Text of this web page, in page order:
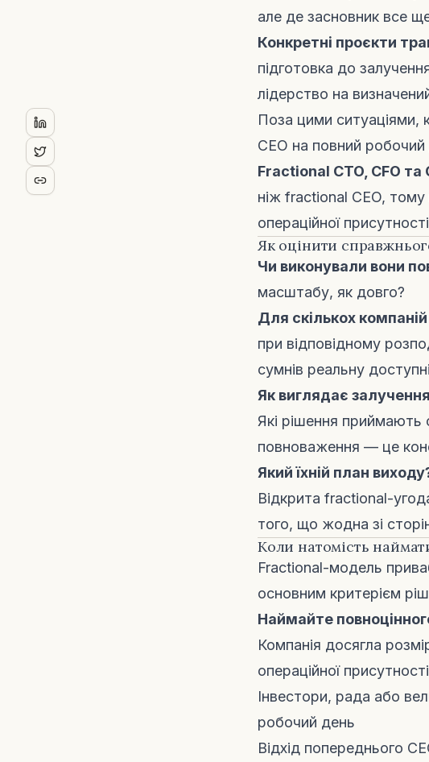
але де засновник все
Конкретні проєкти
підготовка до
лідерство на
Поза цими ситуаціями,
CEO на повний робочий
Fractional CTO, CFO та
ніж fractional CEO, тому
операційної
Як оцінити
Чи виконували вони
масштабу, як довго?
Для скількох
при відповідному
сумнів реальну
Як виглядає
Які рішення приймають
повноваження — це
Який їхній план
Відкрита fractional-
того, що жодна зі
Коли натомість
Fractional-модель
основним критерієм
Наймайте
Компанія досягла
операційної присутності
Інвестори, рада або
робочий день
Відхід попереднього